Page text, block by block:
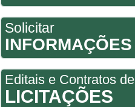
Solicitar
INFORMAÇÕES
Editais e Contratos de
LICITAÇÕES